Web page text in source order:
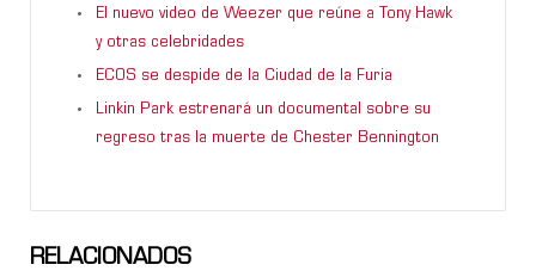
El nuevo video de Weezer que reúne a Tony Hawk
y otras celebridades
ECOS se despide de la Ciudad de la Furia
Linkin Park estrenará un documental sobre su
regreso tras la muerte de Chester Bennington
RELACIONADOS